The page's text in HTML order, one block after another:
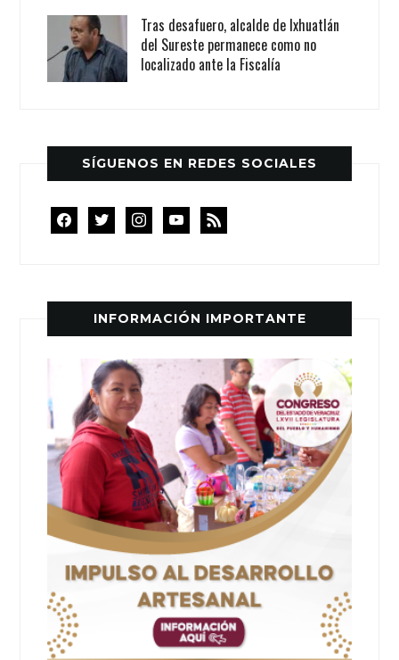
Tras desafuero, alcalde de Ixhuatlán
del Sureste permanece como no
localizado ante la Fiscalía
SÍGUENOS EN REDES SOCIALES
facebooktwitterinstagramyoutube
rss
INFORMACIÓN IMPORTANTE